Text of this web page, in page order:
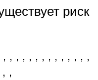
риск
, , , , , , , , , , , , ,
,